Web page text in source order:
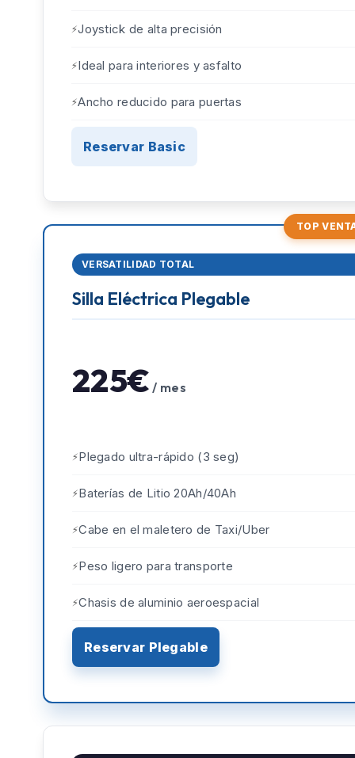
Joystick de alta precisión
Ideal para interiores y asfalto
Ancho reducido para puertas
Reservar Basic
TOP
VERSATILIDAD TOTAL
Silla Eléctrica Plegable
225€ / mes
Plegado ultra-rápido (3 seg)
Baterías de Litio 20Ah/40Ah
Cabe en el maletero de Taxi/Uber
Peso ligero para transporte
Chasis de aluminio aeroespacial
Reservar Plegable